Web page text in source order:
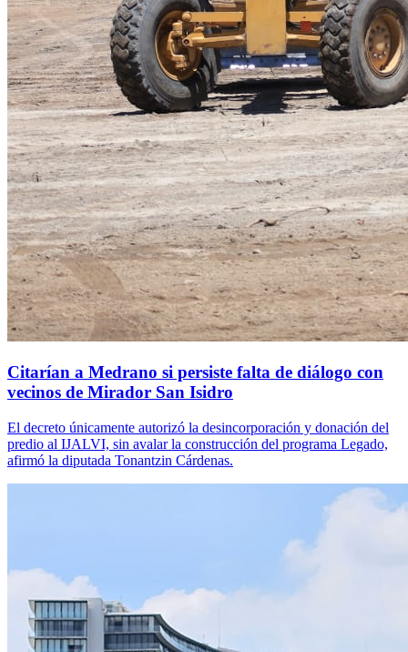
Citarían a Medrano si persiste falta de diálogo con
vecinos de Mirador San Isidro
El decreto únicamente autorizó la desincorporación y donación del
predio al IJALVI, sin avalar la construcción del programa Legado,
afirmó la diputada Tonantzin Cárdenas.